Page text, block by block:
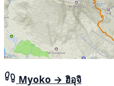
Myoko → ฮิอุจิ